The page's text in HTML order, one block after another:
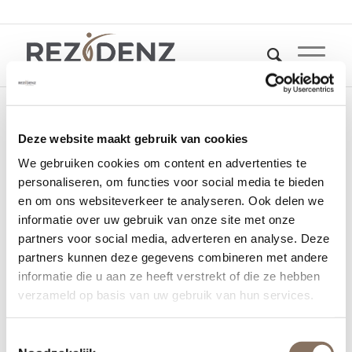
Deze website maakt gebruik van cookies
We gebruiken cookies om content en advertenties te
personaliseren, om functies voor social media te bieden
en om ons websiteverkeer te analyseren. Ook delen we
informatie over uw gebruik van onze site met onze
partners voor social media, adverteren en analyse. Deze
partners kunnen deze gegevens combineren met andere
informatie die u aan ze heeft verstrekt of die ze hebben
verzameld op basis van uw gebruik van hun services.
Oranjekade bouwblok I
en O
1 december 2020